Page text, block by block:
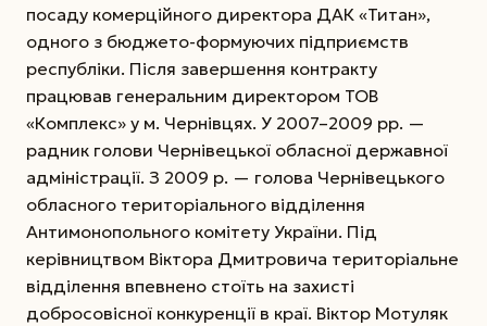
посаду комерційного директора ДАК «Титан»,
одного з бюджето-формуючих підприємств
республіки. Після завершення контракту
працював генеральним директором ТОВ
«Комплекс» у м. Чернівцях. У 2007–2009 рр. —
радник голови Чернівецької обласної державної
адміністрації. З 2009 р. — голова Чернівецького
обласного територіального відділення
Антимонопольного комітету України. Під
керівництвом Віктора Дмитровича територіальне
відділення впевнено стоїть на захисті
добросовісної конкуренції в краї. Віктор Мотуляк